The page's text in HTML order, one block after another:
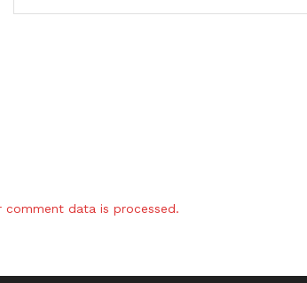
comment data is processed.